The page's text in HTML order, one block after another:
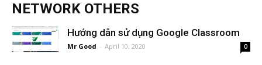
NETWORK OTHERS
Hướng dẫn sử dụng Google Classroom
Mr Good - April 10, 2020 0